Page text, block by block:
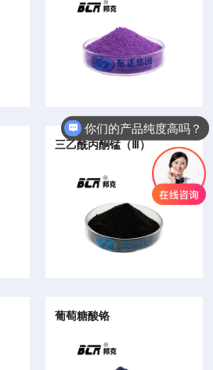
无水氯化铬
三乙酰丙酮锰（Ⅲ）
三乙酰丙酮锰（Ⅲ）
葡萄糖酸铬
你们的产品纯度高吗？